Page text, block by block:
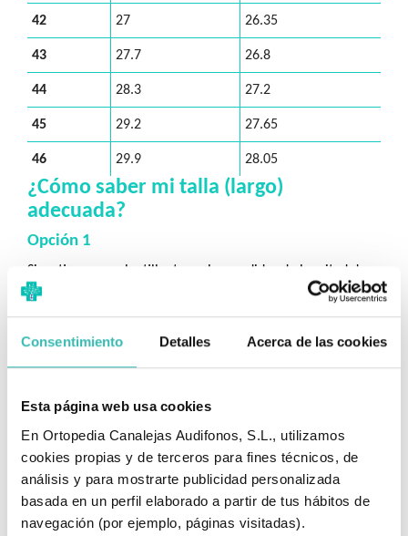
Consentimiento Detalles Acerca de las cookies
Esta página web usa cookies
En Ortopedia Canalejas Audifonos, S.L., utilizamos
cookies propias y de terceros para fines técnicos, de
análisis y para mostrarte publicidad personalizada
basada en un perfil elaborado a partir de tus hábitos de
navegación (por ejemplo, páginas visitadas).
42 27 26.35
43 27.7 26.8
44 28.3 27.2
45 29.2 27.65
46 29.9 28.05
¿Cómo saber mi talla (largo)
adecuada?
Opción 1
Si ya tiene una plantilla, tome las medidas de longitud de
acuerdo a la ilustración y verifique la talla en la tabla.
Opción 2
1.Pon una hoja de papel al suelo, pegada a la pared.
2. Si vas a usar calcetines ponte los que vas a usar.